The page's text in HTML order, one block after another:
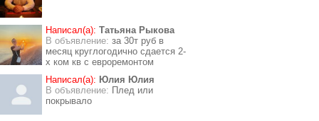
Написал(а): Татьяна Рыкова
В объявление: за 30т руб в
месяц круглогодично сдается 2-
х ком кв с евроремонтом
Написал(а): Юлия Юлия
В объявление: Плед или
покрывало